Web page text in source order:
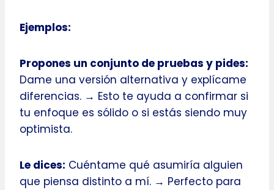
Ejemplos:
Propones un conjunto de pruebas y pides:
Dame una versión alternativa y explícame
diferencias. → Esto te ayuda a confirmar si
tu enfoque es sólido o si estás siendo muy
optimista.
Le dices: Cuéntame qué asumiría alguien
que piensa distinto a mí. → Perfecto para